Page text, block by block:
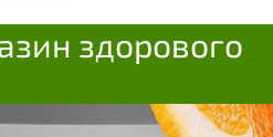
здорового